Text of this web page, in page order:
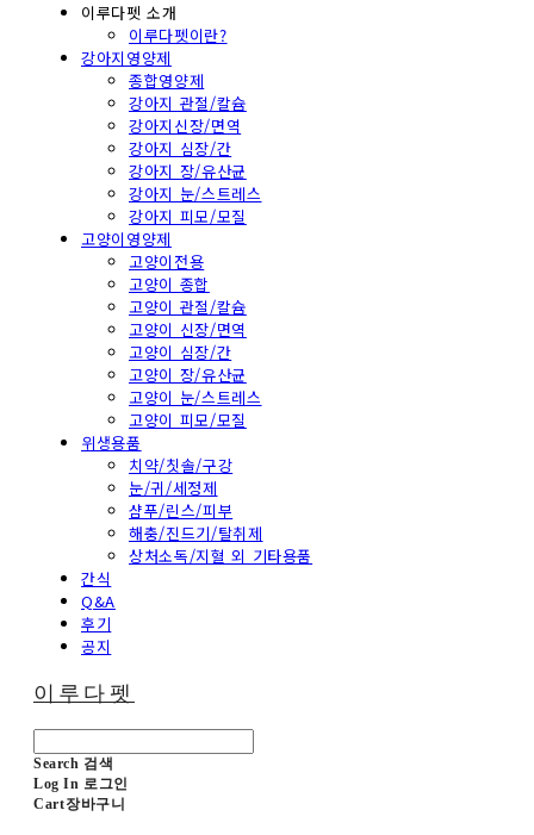
이루다펫 소개
이루다펫이란?
강아지영양제
종합영양제
강아지 관절/칼슘
강아지신장/면역
강아지 심장/간
강아지 장/유산균
강아지 눈/스트레스
강아지 피모/모질
고양이영양제
고양이전용
고양이 종합
고양이 관절/칼슘
고양이 신장/면역
고양이 심장/간
고양이 장/유산균
고양이 눈/스트레스
고양이 피모/모질
위생용품
치약/칫솔/구강
눈/귀/세정제
샴푸/린스/피부
해충/진드기/탈취제
상처소독/지혈 외 기타용품
간식
Q&A
후기
공지
이루다펫
Search 검색
Log In 로그인
Cart장바구니